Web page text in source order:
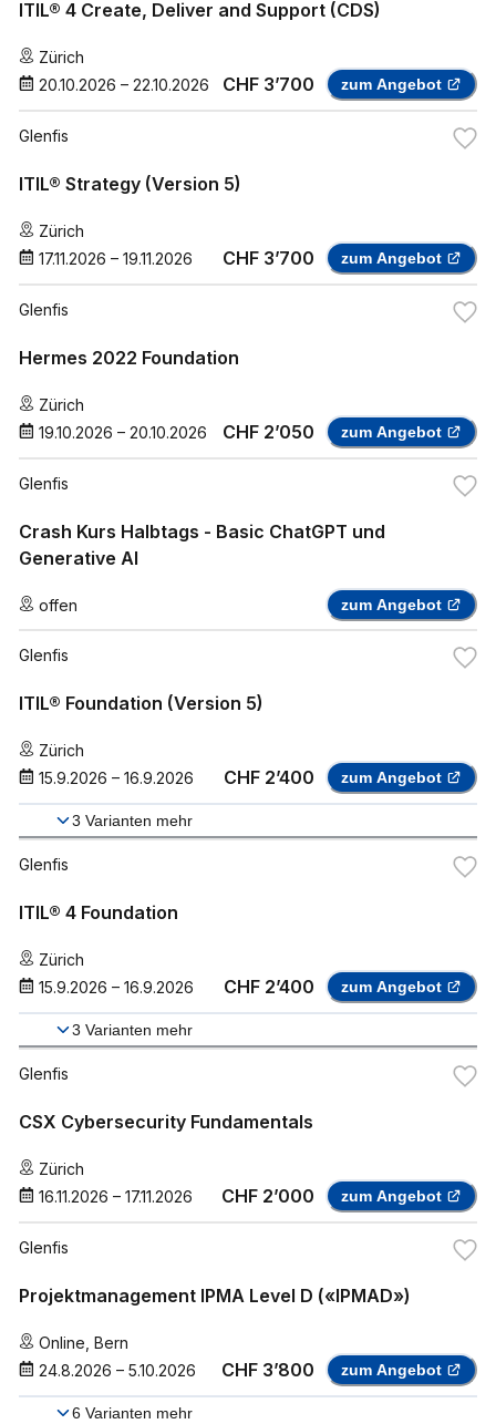
ITIL® 4 Create, Deliver and Support (CDS)
Zürich
20.10.2026 – 22.10.2026 CHF 3’700 zum Angebot
Glenfis
ITIL® Strategy (Version 5)
Zürich
17.11.2026 – 19.11.2026 CHF 3’700 zum Angebot
Glenfis
Hermes 2022 Foundation
Zürich
19.10.2026 – 20.10.2026 CHF 2’050 zum Angebot
Glenfis
Crash Kurs Halbtags - Basic ChatGPT und
Generative AI
offen zum Angebot
Glenfis
ITIL® Foundation (Version 5)
Zürich
15.9.2026 – 16.9.2026 CHF 2’400 zum Angebot
3 Varianten mehr
Glenfis
ITIL® 4 Foundation
Zürich
15.9.2026 – 16.9.2026 CHF 2’400 zum Angebot
3 Varianten mehr
Glenfis
CSX Cybersecurity Fundamentals
Zürich
16.11.2026 – 17.11.2026 CHF 2’000 zum Angebot
Glenfis
Projektmanagement IPMA Level D («IPMAD»)
Online Bern
24.8.2026 – 5.10.2026 CHF 3’800 zum Angebot
6 Varianten mehr